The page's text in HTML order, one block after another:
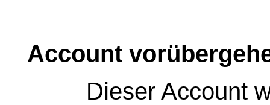
Account
Dieser Account